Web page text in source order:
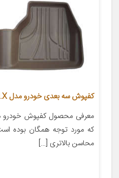
کفپوش سه بعدی خودرو مدل M.X مناسب برای سمند
معرفی محصول کفپوش خودرو
که مورد توجه همگان بوده
محاسن بالاتری […]